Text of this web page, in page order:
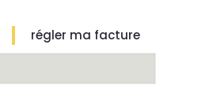
régler ma facture